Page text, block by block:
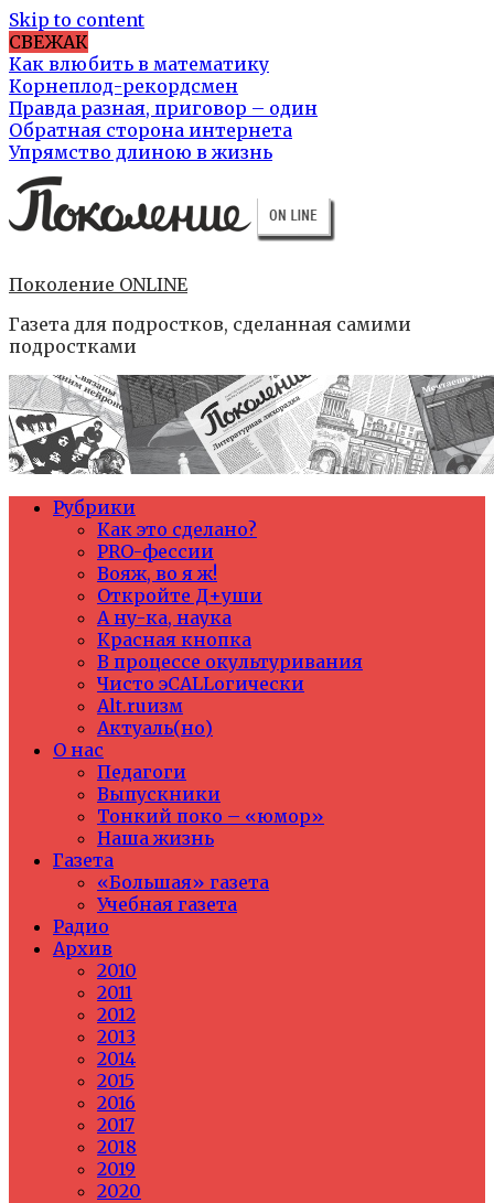
Skip to content
СВЕЖАК
Как влюбить в математику
Корнеплод-рекордсмен
Правда разная, приговор – один
Обратная сторона интернета
Упрямство длиною в жизнь
Поколение ONLINE
Газета для подростков, сделанная самими
подростками
Рубрики
Как это сделано?
PRO-фессии
Вояж, во я ж!
Откройте Д+уши
А ну-ка, наука
Красная кнопка
В процессе окультуривания
Чисто эCALLогически
Alt.ruизм
Актуаль(но)
О нас
Педагоги
Выпускники
Тонкий поко – «юмор»
Наша жизнь
Газета
«Большая» газета
Учебная газета
Радио
Архив
2010
2011
2012
2013
2014
2015
2016
2017
2018
2019
2020